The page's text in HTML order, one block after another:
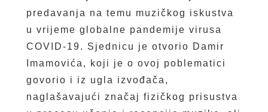
predavanja na temu muzičkog iskustva
u vrijeme globalne pandemije virusa
COVID-19. Sjednicu je otvorio Damir
Imamovića, koji je o ovoj poblematici
govorio i iz ugla izvođača,
naglašavajući značaj fizičkog prisustva